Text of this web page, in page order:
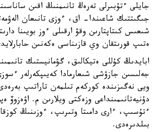
جايلى ءتۇبىرلى تەرەڭ تانىمنىڭ اقىن
جىگىتتىك شاعىندا- اق، ءوزى تانىعان
شىعىس كىتاپتارىن وقۋ ارقىلى ءوز بويىنا
ەتىپ قورىتقان وي قازىناسى ەكەنىن
ابايدىڭ كۇللى ەتيكالىق، گۋمانيستىك
جەلىسىن جازۋشى شىعارمادا كەيىپكەرلەر
ويى نەگىزىندە كوركەم تىلمەن تاراتىپ
دۇنيەتانىمىنداعى وزەكتى ويلارىن م. اۋەزوۆ
ءتۇسىپ، ءارى دامىتا وتىرىپ، ءوزىنىڭ
بىلدىرەدى.